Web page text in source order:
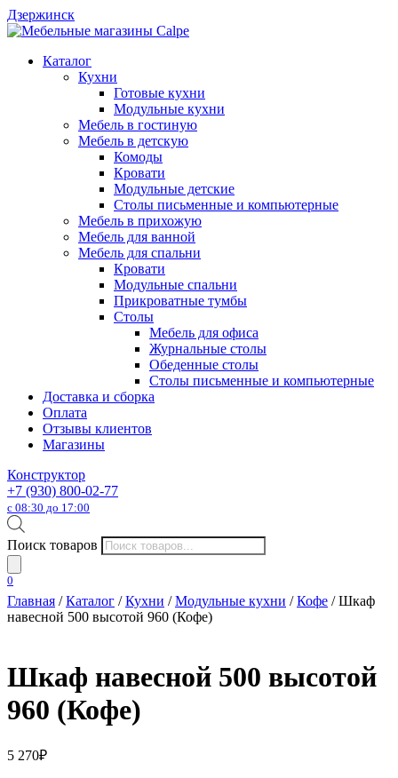
Дзержинск
Каталог
Кухни
Готовые кухни
Модульные кухни
Мебель в гостиную
Мебель в детскую
Комоды
Кровати
Модульные детские
Столы письменные и компьютерные
Мебель в прихожую
Мебель для ванной
Мебель для спальни
Кровати
Модульные спальни
Прикроватные тумбы
Столы
Мебель для офиса
Журнальные столы
Обеденные столы
Столы письменные и компьютерные
Доставка и сборка
Оплата
Отзывы клиентов
Магазины
Конструктор
+7 (930) 800-02-77
с 08:30 до 17:00
Поиск товаров
0
Главная /Каталог /Кухни /Модульные кухни /Кофе / Шкаф
навесной 500 высотой 960 (Кофе)
Шкаф навесной 500 высотой
960 (Кофе)
5 270₽